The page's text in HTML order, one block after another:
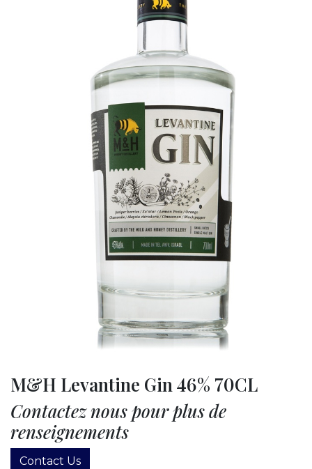
M&H Levantine Gin 46% 70CL
Contactez nous pour plus de
renseignements
Contact Us